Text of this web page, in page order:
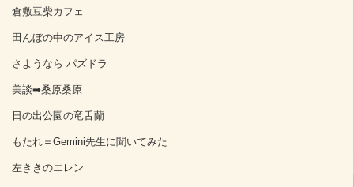
倉敷豆柴カフェ
田んぼの中のアイス工房
さようなら パズドラ
美談➡桑原桑原
日の出公園の竜舌蘭
もたれ＝Gemini先生に聞いてみた
左ききのエレン